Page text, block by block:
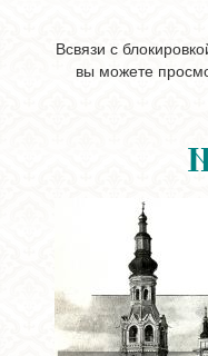
Всвязи с
вы можете